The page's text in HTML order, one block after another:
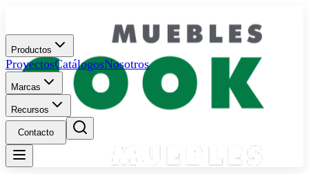
Productos
ProyectosCatálogosNosotros
Marcas
Recursos
Contacto